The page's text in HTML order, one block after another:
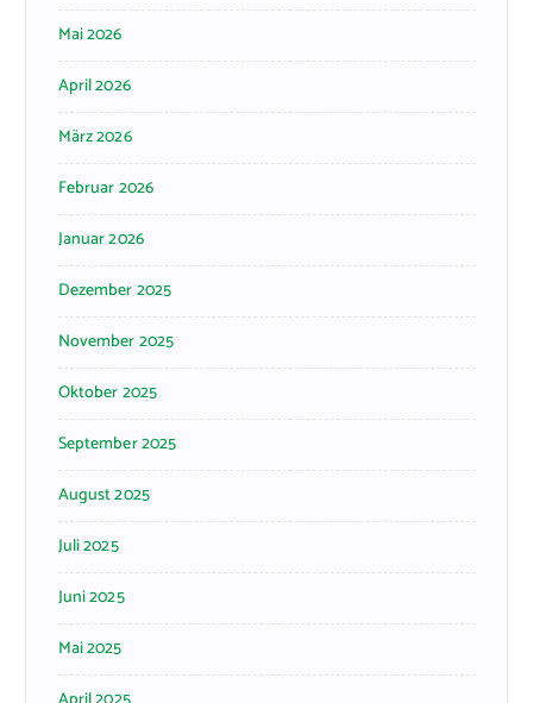
Mai 2026
April 2026
März 2026
Februar 2026
Januar 2026
Dezember 2025
November 2025
Oktober 2025
September 2025
August 2025
Juli 2025
Juni 2025
Mai 2025